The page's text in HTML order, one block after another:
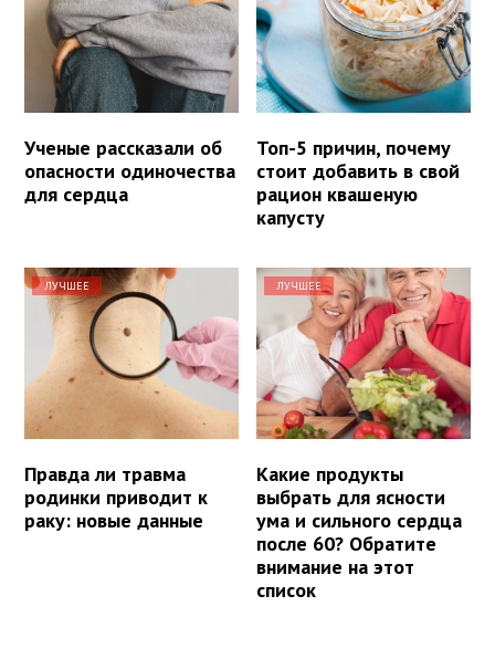
Ученые рассказали об
опасности одиночества
для сердца
Топ-5 причин, почему
стоит добавить в свой
рацион квашеную
капусту
ЛУЧШЕЕ
Правда ли травма
родинки приводит к
раку: новые данные
ЛУЧШЕЕ
Какие продукты
выбрать для ясности
ума и сильного сердца
после 60? Обратите
внимание на этот
список